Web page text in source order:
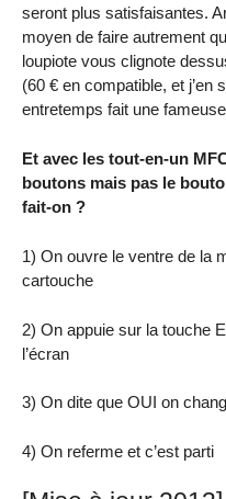
seront plus satisfaisantes.
moyen de faire autrement
loupiote vous clignote
(60 € en compatible, et j’en
entretemps fait une
Et avec les tout-en-un
boutons mais pas le
fait-on ?
1) On ouvre le ventre de la
cartouche
2) On appuie sur la touche
l’écran
3) On dite que OUI on
4) On referme et c’est parti